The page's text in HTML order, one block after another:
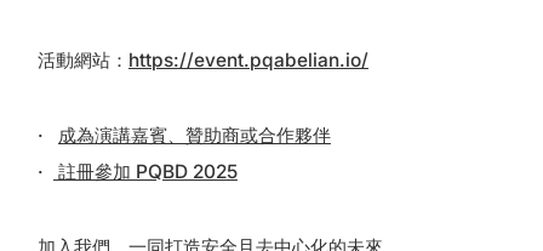
活動網站： https://event.pqabelian.io/
·
成為演講嘉賓、贊助商或合作夥伴
·
註冊參加 PQBD 2025